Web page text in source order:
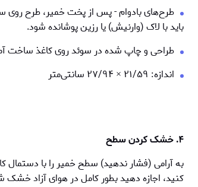
طرح‌های بادوام - پس از پخت خمیر، طرح
باید با لاک (وارنیش) یا رزین پوشانده شود.
طراحی و چاپ شده در سوئد روی کاغذ ساخت
اندازه: ۲۱/۵۹
×
۴. خشک کردن سطح
به آرامی (فشار ندهید) سطح خمیر را با
کنید، اجازه دهید بطور کامل در هوای آزاد خشک